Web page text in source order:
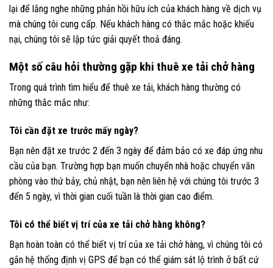
lại để lắng nghe những phản hồi hữu ích của khách hàng về dịch vụ
mà chúng tôi cung cấp. Nếu khách hàng có thắc mắc hoặc khiếu
nại, chúng tôi sẽ lập tức giải quyết thoả đáng.
Một số câu hỏi thường gặp khi thuê xe tải chở hàng
Trong quá trình tìm hiểu để thuê xe tải, khách hàng thường có
những thắc mắc như:
Tôi cần đặt xe trước mấy ngày?
Bạn nên đặt xe trước 2 đến 3 ngày để đảm bảo có xe đáp ứng nhu
cầu của bạn. Trường hợp bạn muốn chuyển nhà hoặc chuyển văn
phòng vào thứ bảy, chủ nhật, bạn nên liên hệ với chúng tôi trước 3
đến 5 ngày, vì thời gian cuối tuần là thời gian cao điểm.
Tôi có thể biết vị trí của xe tải chở hàng không?
Bạn hoàn toàn có thể biết vị trí của xe tải chở hàng, vì chúng tôi có
gắn hệ thống định vị GPS để bạn có thể giám sát lộ trình ở bất cứ